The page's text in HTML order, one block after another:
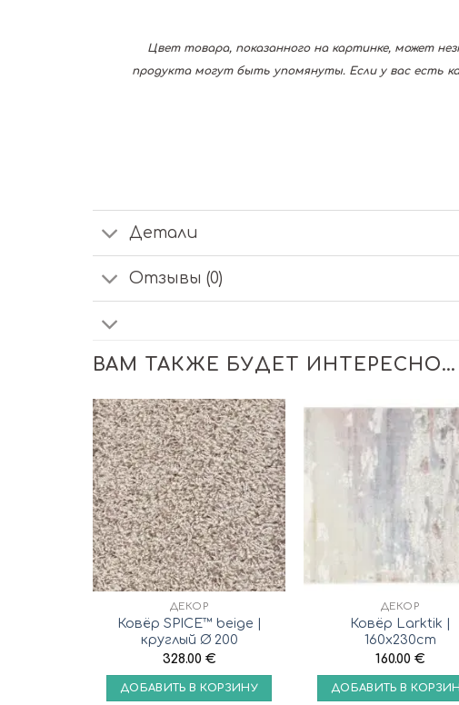
Цвет товара, показанного на картинке, может
продукта могут быть упомянуты. Если у вас есть
Детали
Отзывы (0)
ВАМ ТАКЖЕ БУДЕТ ИНТЕРЕСНО…
ДЕКОР
Ковёр SPICE™ beige |
круглый Ø 200
328.00 €
ДОБАВИТЬ В КОРЗИНУ
ДЕКОР
Ковёр Larktik |
160x230cm
160.00 €
ДОБАВИТЬ В